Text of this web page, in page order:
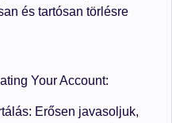
és tartósan törlésre
Your Account:
Erősen javasoljuk,